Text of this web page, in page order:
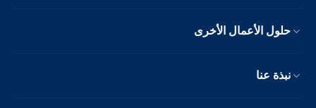
حلول الأعمال الأخرى
نبذة عنا